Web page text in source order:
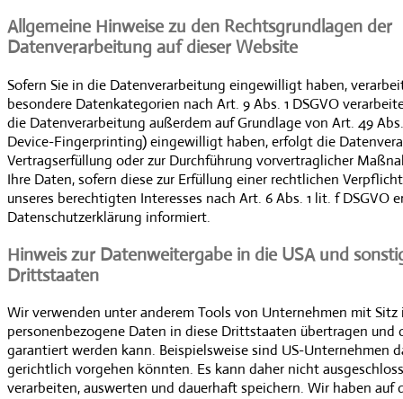
Allgemeine Hinweise zu den Rechtsgrundlagen der
Datenverarbeitung auf dieser Website
Sofern Sie in die Datenverarbeitung eingewilligt haben,
besondere Datenkategorien nach Art. 9 Abs. 1 DSGVO
die Datenverarbeitung außerdem auf Grundlage von Art. 49
Device-Fingerprinting) eingewilligt haben, erfolgt die
Vertragserfüllung oder zur Durchführung vorvertraglicher
Ihre Daten, sofern diese zur Erfüllung einer rechtlichen
unseres berechtigten Interesses nach Art. 6 Abs. 1 lit. f
Datenschutzerklärung informiert.
Hinweis zur Datenweitergabe in die USA und
Drittstaaten
Wir verwenden unter anderem Tools von Unternehmen mit
personenbezogene Daten in diese Drittstaaten übertragen
garantiert werden kann. Beispielsweise sind US-Unternehmen
gerichtlich vorgehen könnten. Es kann daher nicht
verarbeiten, auswerten und dauerhaft speichern. Wir haben